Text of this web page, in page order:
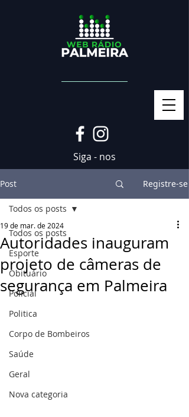
Siga - nos
Post Registre-se
Todos os posts
Esporte
Obituário
Policial
Politica
Corpo de Bombeiros
Saúde
Geral
Nova categoria
Todos os posts
Autoridades inauguram
projeto de câmeras de
segurança em Palmeira
19 de mar. de 2024